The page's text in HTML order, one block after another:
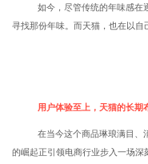
如今，尽管传统的年味感在
寻找那份年味。而天猫，也在以自
用户体验至上，天猫的长期
在当今这个商品琳琅满目、
的崛起正引领电商行业步入一场